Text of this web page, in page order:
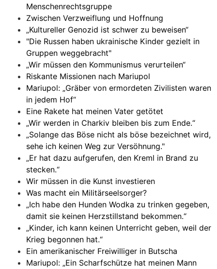
Menschenrechtsgruppe
Zwischen Verzweiflung und Hoffnung
„Kultureller Genozid ist schwer zu beweisen“
"Die Russen haben ukrainische Kinder gezielt in
Gruppen weggebracht"
„Wir müssen den Kommunismus verurteilen“
Riskante Missionen nach Mariupol
Mariupol: „Gräber von ermordeten Zivilisten waren
in jedem Hof“
Eine Rakete hat meinen Vater getötet
„Wir werden in Charkiv bleiben bis zum Ende.“
„Solange das Böse nicht als böse bezeichnet wird,
sehe ich keinen Weg zur Versöhnung."
„Er hat dazu aufgerufen, den Kreml in Brand zu
stecken.“
Wir müssen in die Kunst investieren
Was macht ein Militärseelsorger?
„Ich habe den Hunden Wodka zu trinken gegeben,
damit sie keinen Herzstillstand bekommen.“
„Kinder, ich kann keinen Unterricht geben, weil der
Krieg begonnen hat.“
Ein amerikanischer Freiwilliger in Butscha
Mariupol: „Ein Scharfschütze hat meinen Mann